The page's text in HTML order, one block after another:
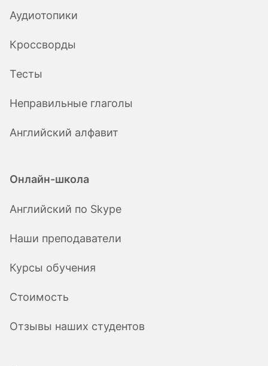
Аудиотопики
Кроссворды
Тесты
Неправильные глаголы
Английский алфавит
Онлайн-школа
Английский по Skype
Наши преподаватели
Курсы обучения
Стоимость
Отзывы наших студентов